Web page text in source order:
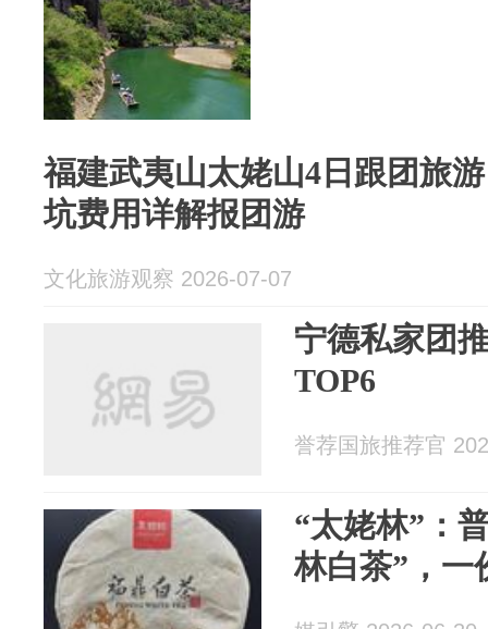
福建武夷山太姥山4日跟团旅
坑费用详解报团游
文化旅游观察 2026-07-07
宁德私家团
TOP6
誉荐国旅推荐官
“太姥林”：
林白茶”，一